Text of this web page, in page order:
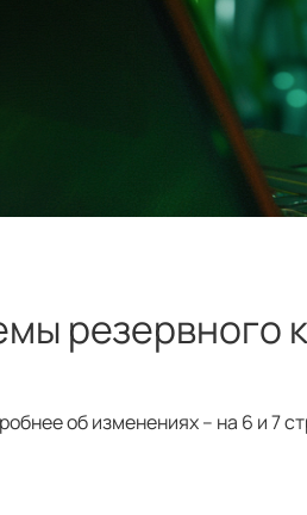
резервного
об изменениях – на 6 и 7